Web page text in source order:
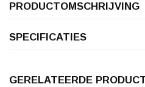
PRODUCTOMSCHRIJVING
SPECIFICATIES
GERELATEERDE